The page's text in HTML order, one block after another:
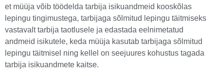
et müüja võib töödelda tarbija isikuandmeid kooskõlas
lepingu tingimustega, tarbijaga sõlmitud lepingu täitmiseks
vastavalt tarbija taotlusele ja edastada eelnimetatud
andmeid isikutele, keda müüja kasutab tarbijaga sõlmitud
lepingu täitmisel ning kellel on seejuures kohustus tagada
tarbija isikuandmete kaitse.